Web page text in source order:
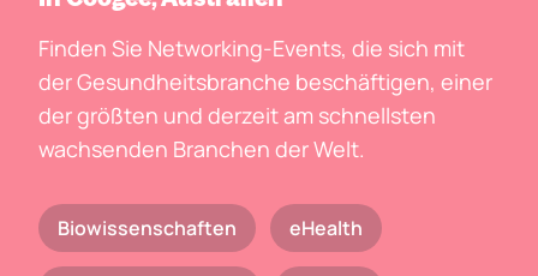
Finden Sie Networking-Events, die sich mit
der Gesundheitsbranche beschäftigen, einer
der größten und derzeit am schnellsten
wachsenden Branchen der Welt.
Biowissenschaften eHealth